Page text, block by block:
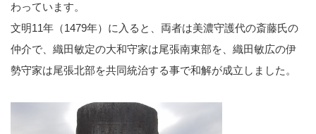
わっています。
文明11年（1479年）に入ると、両者は美濃守護代の斎藤氏の
仲介で、織田敏定の大和守家は尾張南東部を、織田敏広の伊
勢守家は尾張北部を共同統治する事で和解が成立しました。